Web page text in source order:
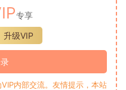
专享
升级VIP
内部交流。友情提示，本站